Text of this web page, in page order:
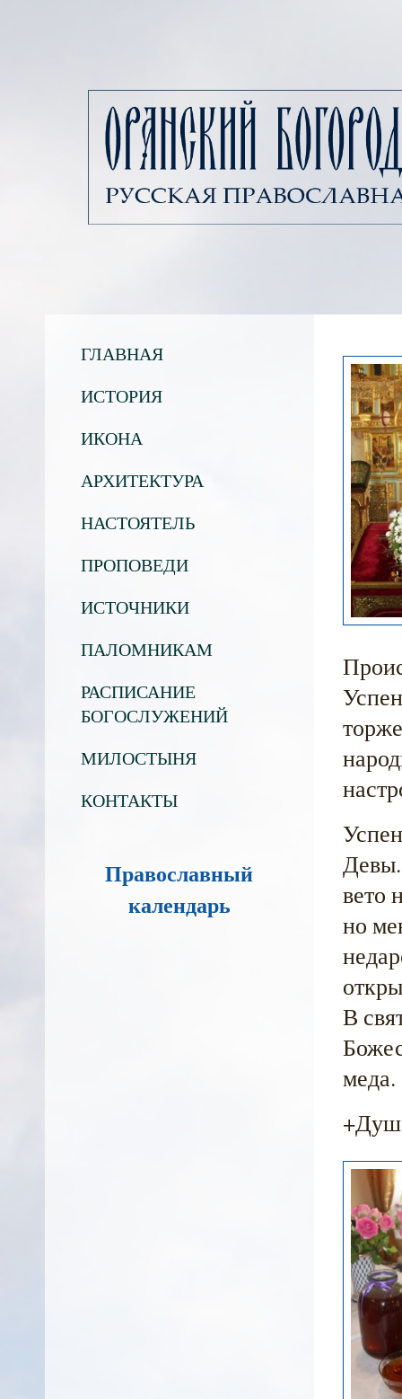
ГЛАВНАЯ
ИСТОРИЯ
ИКОНА
АРХИТЕКТУРА
НАСТОЯТЕЛЬ
ПРОПОВЕДИ
ИСТОЧНИКИ
ПАЛОМНИКАМ
РАСПИСАНИЕ
БОГОСЛУЖЕНИЙ
МИЛОСТЫНЯ
КОНТАКТЫ
Православный
календарь
Девы.
вето
но
В
меда.